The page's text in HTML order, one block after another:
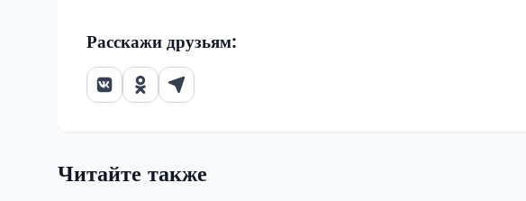
Расскажи друзьям:
Читайте также